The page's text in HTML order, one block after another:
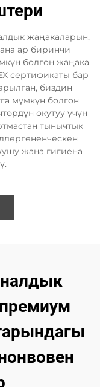
жаңакаларын,
ар биринчи
болгон жаңака
сертификаты бар
биздин
мүмкүн болгон
окутуу үчүн
тынычтык
жана гигиена